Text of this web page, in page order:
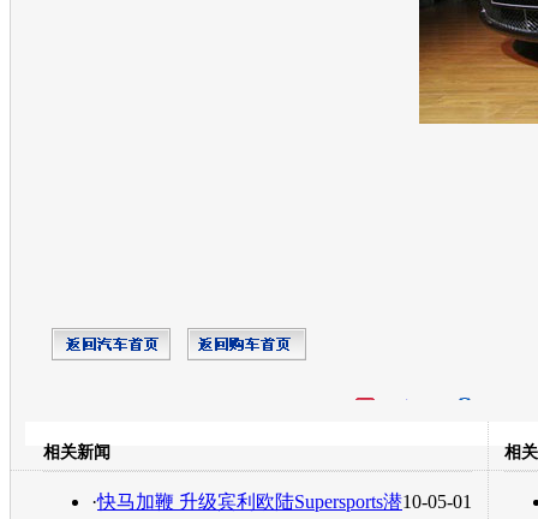
转发至：
相关新闻
10-05-01
·快马加鞭 升级宾利欧陆Supersports潜
相